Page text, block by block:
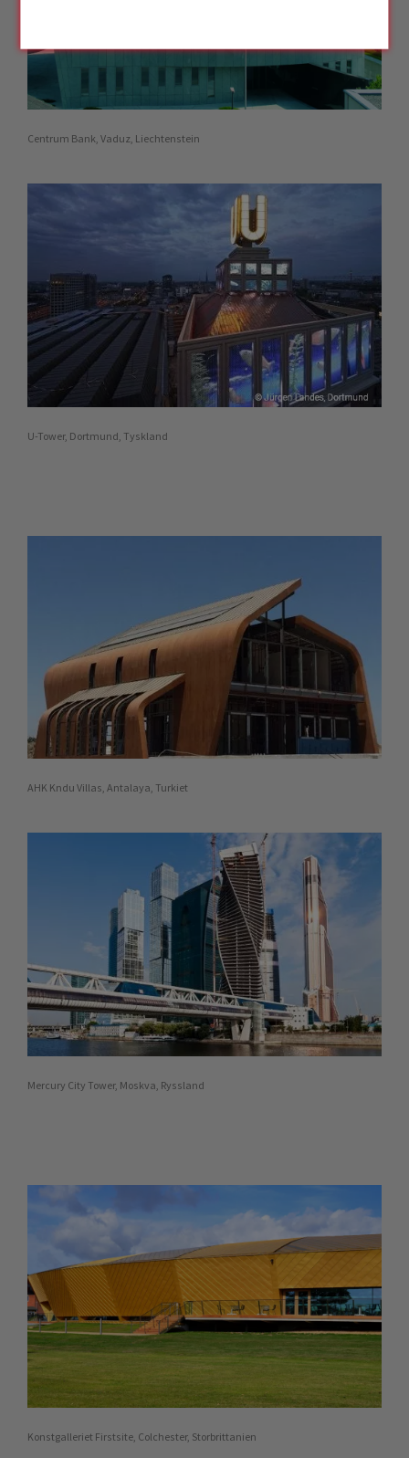
Centrum Bank, Vaduz, Liechtenstein
U-Tower, Dortmund, Tyskland
AHK Kndu Villas, Antalaya, Turkiet
Mercury City Tower, Moskva, Ryssland
Konstgalleriet Firstsite, Colchester, Storbrittanien